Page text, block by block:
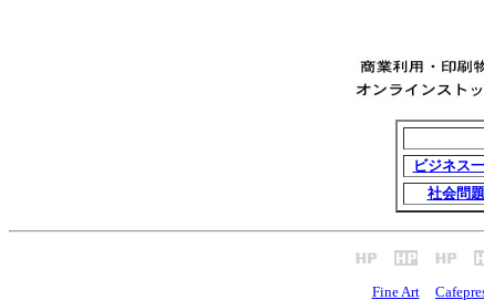
ビジネス
社会問題
Fine Art